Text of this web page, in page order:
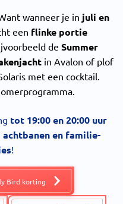
wanneer je in juli en
een flinke portie
de Summer
in Avalon of plof
met een cocktail.
tot 19:00 en 20:00 uur
achtbanen en familie-
!
Bird korting